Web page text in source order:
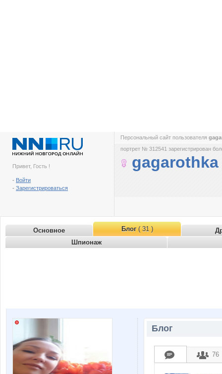
Привет, Гость !
- Войти
- Зарегистрироваться
Персональный сайт пользователя
портрет № 312541 зарегистрирован
gagarothka
Основное Блог( 31 )
Шпионаж
Блог
76